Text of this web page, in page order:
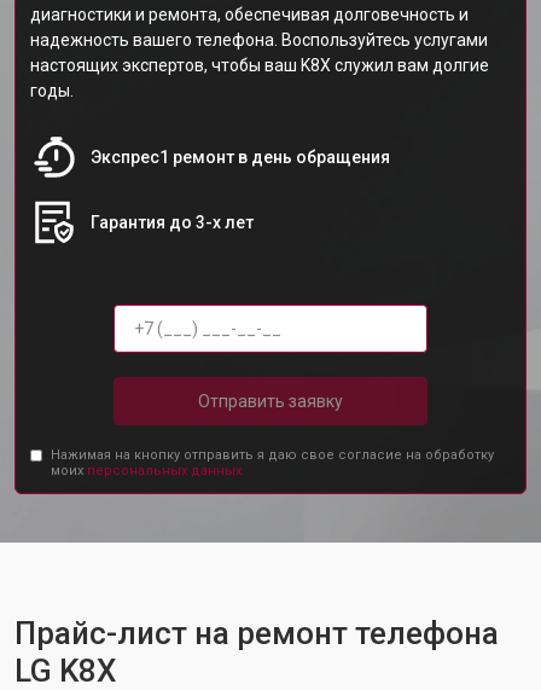
диагностики и ремонта, обеспечивая долговечность и
надежность вашего телефона. Воспользуйтесь услугами
настоящих экспертов, чтобы ваш K8X служил вам долгие
годы.
Экспрес1 ремонт в день обращения
Гарантия до 3-х лет
Отправить заявку
Нажимая на кнопку отправить я даю свое согласие на обработку
моих персональных данных.
Прайс-лист на ремонт телефона
LG K8X